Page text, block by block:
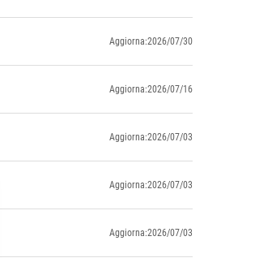
Aggiorna:2026/07/30
Aggiorna:2026/07/16
Aggiorna:2026/07/03
Aggiorna:2026/07/03
Aggiorna:2026/07/03